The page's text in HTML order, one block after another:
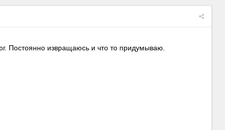
Постоянно извращаюсь и что то придумываю.